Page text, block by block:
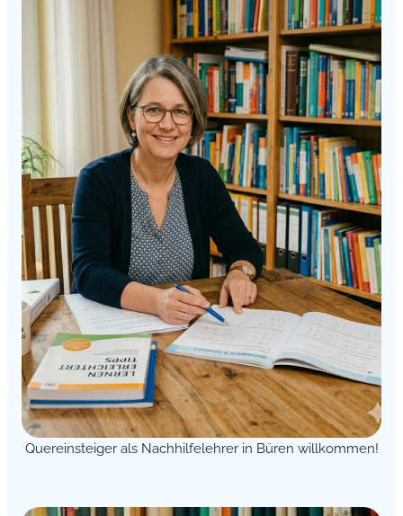
Quereinsteiger als Nachhilfelehrer in Büren willkommen!